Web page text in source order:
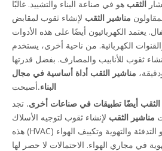
الثقب هو في صناعة البناء والتشييد. غالبًا
مناشير الثقب لإنشاء ثقوب لمقابض
يعتمد الكهربائيون أيضًا على هذه الأدوات
الكهربائية. من ناحية أخرى، يستخدم
ثقوب للأنابيب والمصارف. بفضل قدرتها
مناشير الثقب أداة أساسية في مجال
البناء.أصبحت
الثقب أيضًا تطبيقات في صناعات أخرى. تجد
مناشير الثقب لإنشاء ثقوب لتوجيه الأسلاك
والكابلات. يستخدم فنيو التدفئة والتهوية وتكييف الهواء (HVAC) هذه
في مجاري الهواء. الاحتمالات لا حصر لها